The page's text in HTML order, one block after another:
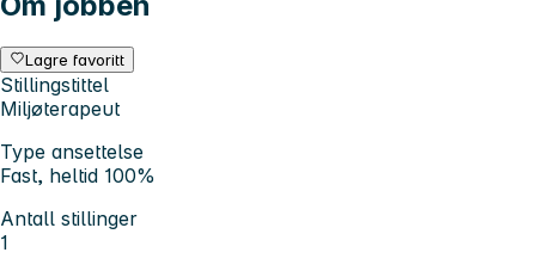
Lagre favoritt
Stillingstittel
Miljøterapeut
Type ansettelse
Fast, heltid 100%
Antall stillinger
1